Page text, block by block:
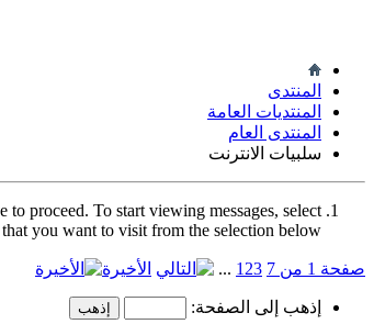
المنتدى
المنتديات العامة
المنتدى العام
سلبيات الانترنت
proceed. To start viewing messages, select
you want to visit from the selection below.
صفحة 1 من 7 1 23
... الأخيرة
إذهب إلى الصفحة: